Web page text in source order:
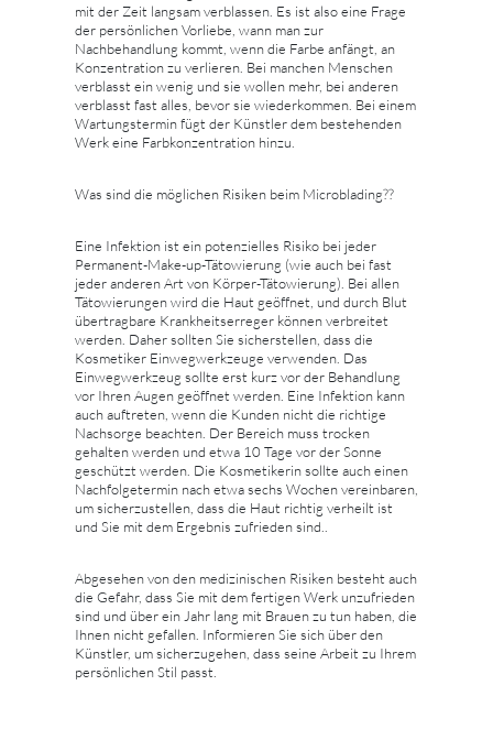
mit der Zeit langsam verblassen. Es ist also eine Frage
der persönlichen Vorliebe, wann man zur
Nachbehandlung kommt, wenn die Farbe anfängt, an
Konzentration zu verlieren. Bei manchen Menschen
verblasst ein wenig und sie wollen mehr, bei anderen
verblasst fast alles, bevor sie wiederkommen. Bei einem
Wartungstermin fügt der Künstler dem bestehenden
Werk eine Farbkonzentration hinzu.
Was sind die möglichen Risiken beim Microblading??
Eine Infektion ist ein potenzielles Risiko bei jeder
Permanent-Make-up-Tätowierung (wie auch bei fast
jeder anderen Art von Körper-Tätowierung). Bei allen
Tätowierungen wird die Haut geöffnet, und durch Blut
übertragbare Krankheitserreger können verbreitet
werden. Daher sollten Sie sicherstellen, dass die
Kosmetiker Einwegwerkzeuge verwenden. Das
Einwegwerkzeug sollte erst kurz vor der Behandlung
vor Ihren Augen geöffnet werden. Eine Infektion kann
auch auftreten, wenn die Kunden nicht die richtige
Nachsorge beachten. Der Bereich muss trocken
gehalten werden und etwa 10 Tage vor der Sonne
geschützt werden. Die Kosmetikerin sollte auch einen
Nachfolgetermin nach etwa sechs Wochen vereinbaren,
um sicherzustellen, dass die Haut richtig verheilt ist
und Sie mit dem Ergebnis zufrieden sind..
Abgesehen von den medizinischen Risiken besteht auch
die Gefahr, dass Sie mit dem fertigen Werk unzufrieden
sind und über ein Jahr lang mit Brauen zu tun haben, die
Ihnen nicht gefallen. Informieren Sie sich über den
Künstler, um sicherzugehen, dass seine Arbeit zu Ihrem
persönlichen Stil passt.